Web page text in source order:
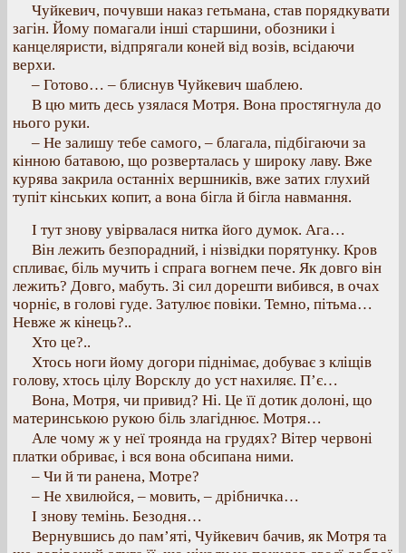
Чуйкевич, почувши наказ гетьмана, став порядкувати
загін. Йому помагали інші старшини, обозники і
канцеляристи, відпрягали коней від возів, всідаючи
верхи.
– Готово… – блиснув Чуйкевич шаблею.
В цю мить десь узялася Мотря. Вона простягнула до
нього руки.
– Не залишу тебе самого, – благала, підбігаючи за
кінною батавою, що розверталась у широку лаву. Вже
курява закрила останніх вершників, вже затих глухий
тупіт кінських копит, а вона бігла й бігла навмання.
І тут знову увірвалася нитка його думок. Ага…
Він лежить безпорадний, і нізвідки порятунку. Кров
спливає, біль мучить і спрага вогнем пече. Як довго він
лежить? Довго, мабуть. Зі сил дорешти вибився, в очах
чорніє, в голові гуде. Затулює повіки. Темно, пітьма…
Невже ж кінець?..
Хто це?..
Хтось ноги йому догори піднімає, добуває з кліщів
голову, хтось цілу Ворсклу до уст нахиляє. П’є…
Вона, Мотря, чи привид? Ні. Це її дотик долоні, що
материнською рукою біль злагіднює. Мотря…
Але чому ж у неї троянда на грудях? Вітер червоні
платки обриває, і вся вона обсипана ними.
– Чи й ти ранена, Мотре?
– Не хвилюйся, – мовить, – дрібничка…
І знову темінь. Безодня…
Вернувшись до пам’яті, Чуйкевич бачив, як Мотря та